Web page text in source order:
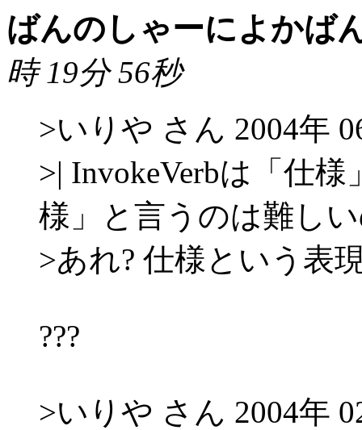
ばんのしゃーによかば
時 19分 56秒
>いりや さん 2004年
>| InvokeVerbは「仕
様」と言うのは難し
>あれ? 仕様という表
???
>いりや さん 2004年